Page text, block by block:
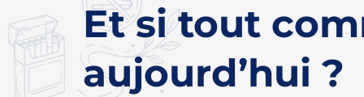
Et si tout
aujourd’hui ?